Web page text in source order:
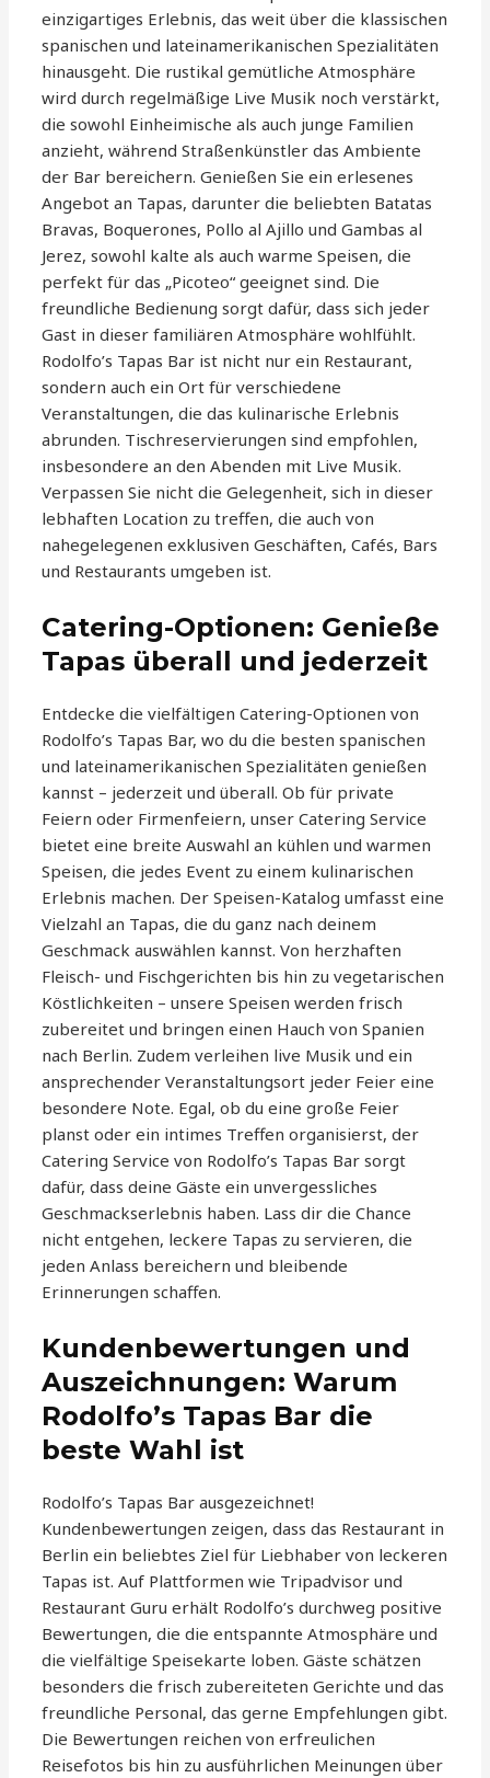
einzigartiges Erlebnis, das weit über die klassischen
spanischen und lateinamerikanischen Spezialitäten
hinausgeht. Die rustikal gemütliche Atmosphäre
wird durch regelmäßige Live Musik noch verstärkt,
die sowohl Einheimische als auch junge Familien
anzieht, während Straßenkünstler das Ambiente
der Bar bereichern. Genießen Sie ein erlesenes
Angebot an Tapas, darunter die beliebten Batatas
Bravas, Boquerones, Pollo al Ajillo und Gambas al
Jerez, sowohl kalte als auch warme Speisen, die
perfekt für das „Picoteo“ geeignet sind. Die
freundliche Bedienung sorgt dafür, dass sich jeder
Gast in dieser familiären Atmosphäre wohlfühlt.
Rodolfo’s Tapas Bar ist nicht nur ein Restaurant,
sondern auch ein Ort für verschiedene
Veranstaltungen, die das kulinarische Erlebnis
abrunden. Tischreservierungen sind empfohlen,
insbesondere an den Abenden mit Live Musik.
Verpassen Sie nicht die Gelegenheit, sich in dieser
lebhaften Location zu treffen, die auch von
nahegelegenen exklusiven Geschäften, Cafés, Bars
und Restaurants umgeben ist.
Catering-Optionen: Genieße
Tapas überall und jederzeit
Entdecke die vielfältigen Catering-Optionen von
Rodolfo’s Tapas Bar, wo du die besten spanischen
und lateinamerikanischen Spezialitäten genießen
kannst – jederzeit und überall. Ob für private
Feiern oder Firmenfeiern, unser Catering Service
bietet eine breite Auswahl an kühlen und warmen
Speisen, die jedes Event zu einem kulinarischen
Erlebnis machen. Der Speisen-Katalog umfasst eine
Vielzahl an Tapas, die du ganz nach deinem
Geschmack auswählen kannst. Von herzhaften
Fleisch- und Fischgerichten bis hin zu vegetarischen
Köstlichkeiten – unsere Speisen werden frisch
zubereitet und bringen einen Hauch von Spanien
nach Berlin. Zudem verleihen live Musik und ein
ansprechender Veranstaltungsort jeder Feier eine
besondere Note. Egal, ob du eine große Feier
planst oder ein intimes Treffen organisierst, der
Catering Service von Rodolfo’s Tapas Bar sorgt
dafür, dass deine Gäste ein unvergessliches
Geschmackserlebnis haben. Lass dir die Chance
nicht entgehen, leckere Tapas zu servieren, die
jeden Anlass bereichern und bleibende
Erinnerungen schaffen.
Kundenbewertungen und
Auszeichnungen: Warum
Rodolfo’s Tapas Bar die
beste Wahl ist
Rodolfo’s Tapas Bar ausgezeichnet!
Kundenbewertungen zeigen, dass das Restaurant in
Berlin ein beliebtes Ziel für Liebhaber von leckeren
Tapas ist. Auf Plattformen wie Tripadvisor und
Restaurant Guru erhält Rodolfo’s durchweg positive
Bewertungen, die die entspannte Atmosphäre und
die vielfältige Speisekarte loben. Gäste schätzen
besonders die frisch zubereiteten Gerichte und das
freundliche Personal, das gerne Empfehlungen gibt.
Die Bewertungen reichen von erfreulichen
Reisefotos bis hin zu ausführlichen Meinungen über